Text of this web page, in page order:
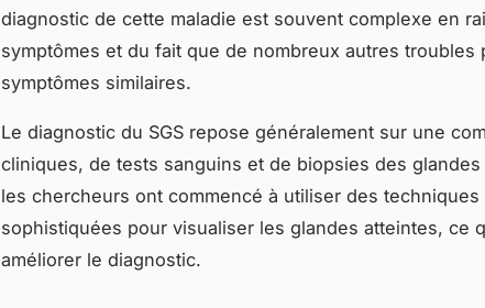
diagnostic de cette maladie est souvent complexe en
symptômes et du fait que de nombreux autres troubles
symptômes similaires.
Le diagnostic du SGS repose généralement sur une
cliniques, de tests sanguins et de biopsies des glandes
les chercheurs ont commencé à utiliser des
sophistiquées pour visualiser les glandes atteintes, ce
améliorer le diagnostic.